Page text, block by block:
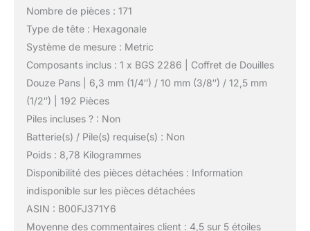
Nombre de pièces : 171
Type de tête : Hexagonale
Système de mesure : Metric
Composants inclus : 1 x BGS 2286 | Coffret de Douilles
Douze Pans | 6,3 mm (1/4″) / 10 mm (3/8″) / 12,5 mm
(1/2″) | 192 Pièces
Piles incluses ? : Non
Batterie(s) / Pile(s) requise(s) : Non
Poids : 8,78 Kilogrammes
Disponibilité des pièces détachées : Information
indisponible sur les pièces détachées
ASIN : B00FJ371Y6
Moyenne des commentaires client : 4,5 sur 5 étoiles